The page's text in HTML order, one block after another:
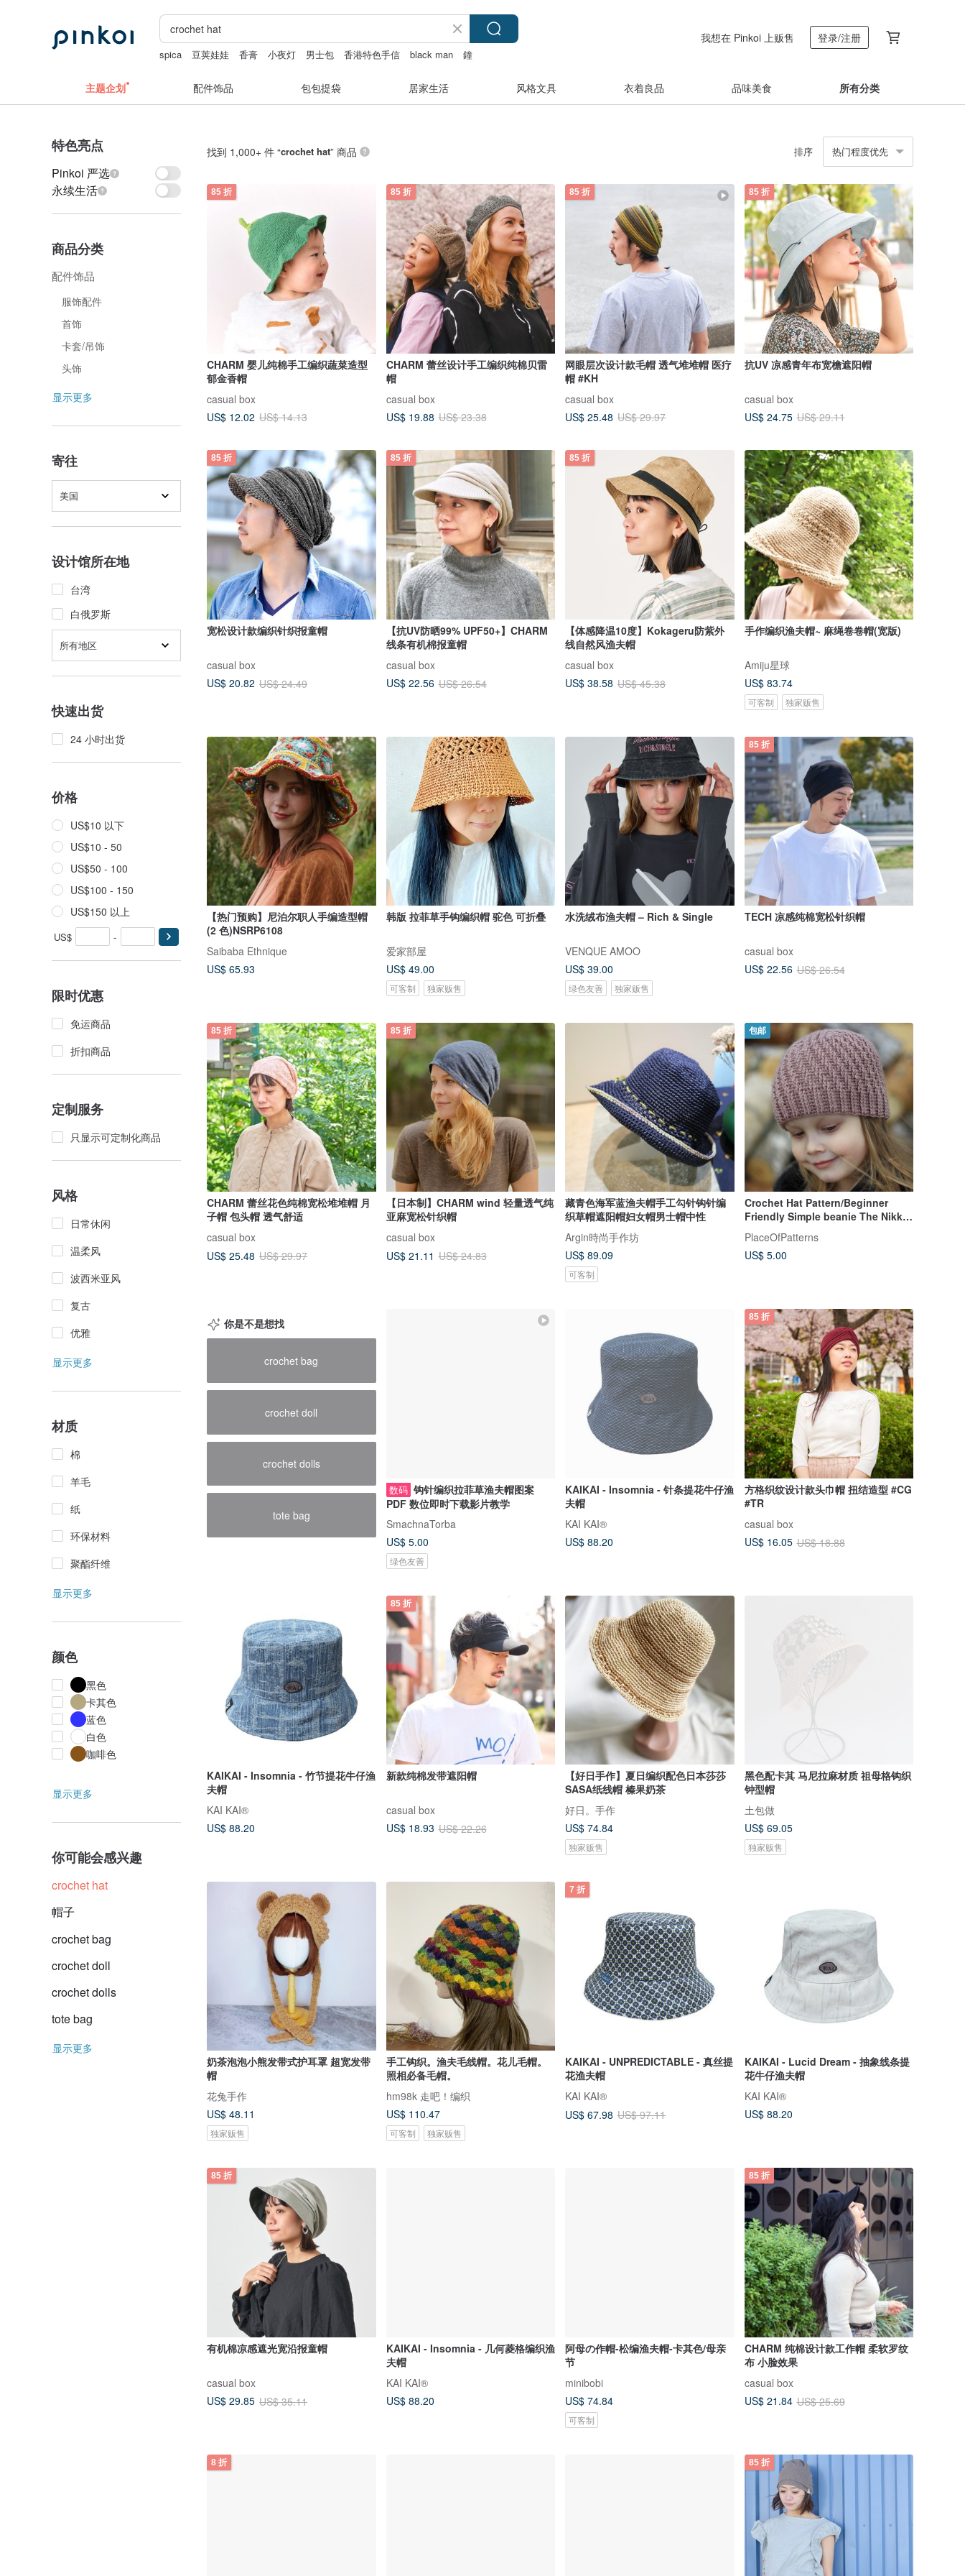
spica 豆荚娃娃 香膏 小夜灯 男士包 香港特色手信 black man 鐘
我想在 Pinkoi 上贩售 登录/注册
主题企划 配件饰品 包包提袋 居家生活 风格文具 衣着良品 品味美食 所有分类
特色亮点
Pinkoi 严选
永续生活
商品分类
配件饰品
服饰配件
首饰
卡套/吊饰
头饰
显示更多
寄往
美国
设计馆所在地
台湾
白俄罗斯
所有地区
快速出货
24 小时出货
价格
US$10 以下
US$10 - 50
US$50 - 100
US$100 - 150
US$150 以上
US$ -
限时优惠
免运商品
折扣商品
定制服务
只显示可定制化商品
风格
日常休闲
温柔风
波西米亚风
复古
优雅
显示更多
材质
棉
羊毛
纸
环保材料
聚酯纤维
显示更多
颜色
黑色
卡其色
蓝色
白色
咖啡色
显示更多
你可能会感兴趣
crochet hat
帽子
crochet bag
crochet doll
crochet dolls
tote bag
显示更多
找到 1,000+ 件 “crochet hat” 商品 排序 热门程度优先
85 折
CHARM 婴儿纯棉手工编织蔬菜造型
郁金香帽
casual box
US$ 12.02 US$ 14.13
85 折
CHARM 蕾丝设计手工编织纯棉贝雷
帽
casual box
US$ 19.88 US$ 23.38
85 折
网眼层次设计款毛帽 透气堆堆帽 医疗
帽 #KH
casual box
US$ 25.48 US$ 29.97
85 折
抗UV 凉感青年布宽檐遮阳帽
casual box
US$ 24.75 US$ 29.11
85 折
宽松设计款编织针织报童帽
casual box
US$ 20.82 US$ 24.49
85 折
【抗UV防晒99% UPF50+】CHARM
线条有机棉报童帽
casual box
US$ 22.56 US$ 26.54
85 折
【体感降温10度】Kokageru防紫外
线自然风渔夫帽
casual box
US$ 38.58 US$ 45.38
手作编织渔夫帽~ 麻绳卷卷帽(宽版)
Amiju星球
US$ 83.74
可客制 独家贩售
【热门预购】尼泊尔职人手编造型帽
(2 色)NSRP6108
Saibaba Ethnique
US$ 65.93
韩版 拉菲草手钩编织帽 驼色 可折叠
爱家部屋
US$ 49.00
可客制 独家贩售
水洗绒布渔夫帽 – Rich & Single
VENQUE AMOO
US$ 39.00
绿色友善 独家贩售
85 折
TECH 凉感纯棉宽松针织帽
casual box
US$ 22.56 US$ 26.54
85 折
CHARM 蕾丝花色纯棉宽松堆堆帽 月
子帽 包头帽 透气舒适
casual box
US$ 25.48 US$ 29.97
85 折
【日本制】CHARM wind 轻量透气纯
亚麻宽松针织帽
casual box
US$ 21.11 US$ 24.83
藏青色海军蓝渔夫帽手工勾针钩针编
织草帽遮阳帽妇女帽男士帽中性
Argin時尚手作坊
US$ 89.09
可客制
包邮
Crochet Hat Pattern/Beginner
Friendly Simple beanie The Nikki
striped hat
PlaceOfPatterns
US$ 5.00
你是不是想找
crochet bag
crochet doll
crochet dolls
tote bag
数码 钩针编织拉菲草渔夫帽图案
PDF 数位即时下载影片教学
SmachnaTorba
US$ 5.00
绿色友善
KAIKAI - Insomnia - 针条提花牛仔渔
夫帽
KAI KAI®
US$ 88.20
85 折
方格织纹设计款头巾帽 扭结造型 #CG
#TR
casual box
US$ 16.05 US$ 18.88
KAIKAI - Insomnia - 竹节提花牛仔渔
夫帽
KAI KAI®
US$ 88.20
85 折
新款纯棉发带遮阳帽
casual box
US$ 18.93 US$ 22.26
【好日手作】夏日编织配色日本莎莎
SASA纸线帽 榛果奶茶
好日。手作
US$ 74.84
独家贩售
黑色配卡其 马尼拉麻材质 祖母格钩织
钟型帽
土包做
US$ 69.05
独家贩售
奶茶泡泡小熊发带式护耳罩 超宽发带
帽
花兔手作
US$ 48.11
独家贩售
手工钩织。渔夫毛线帽。花儿毛帽。
照相必备毛帽。
hm98k 走吧！编织
US$ 110.47
可客制 独家贩售
7 折
KAIKAI - UNPREDICTABLE - 真丝提
花渔夫帽
KAI KAI®
US$ 67.98 US$ 97.11
KAIKAI - Lucid Dream - 抽象线条提
花牛仔渔夫帽
KAI KAI®
US$ 88.20
85 折
有机棉凉感遮光宽沿报童帽
casual box
US$ 29.85 US$ 35.11
KAIKAI - Insomnia - 几何菱格编织渔
夫帽
KAI KAI®
US$ 88.20
阿母の作帽-松编渔夫帽-卡其色/母亲
节
minibobi
US$ 74.84
可客制
85 折
CHARM 纯棉设计款工作帽 柔软罗纹
布 小脸效果
casual box
US$ 21.84 US$ 25.69
8 折 85 折